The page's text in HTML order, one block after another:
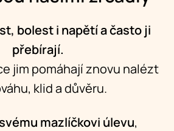
bolest i napětí a často ji
přebírají.
jim pomáhají znovu nalézt
klid a důvěru.
mazlíčkovi úlevu,